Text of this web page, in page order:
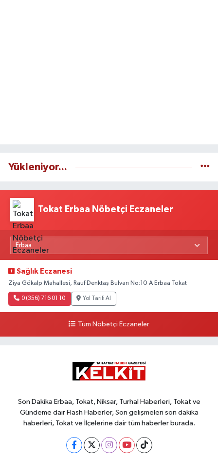
Yükleniyor...
Tokat Erbaa Nöbetçi Eczaneler
Sağlık Eczanesi
Ziya Gökalp Mahallesi, Rauf Denktaş Bulvarı No:10 A Erbaa Tokat
0 (356) 716 01 10 Yol Tarifi Al
Tüm Nöbetçi Eczaneler
Son Dakika Erbaa, Tokat, Niksar, Turhal Haberleri, Tokat ve
Gündeme dair Flash Haberler, Son gelişmeleri son dakika
haberleri, Tokat ve İlçelerine dair tüm haberler burada.